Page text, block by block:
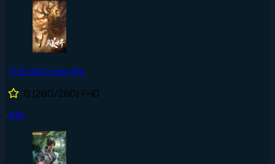
Thế Giới Hoàn Mỹ
0 (280/280) FHD
#10